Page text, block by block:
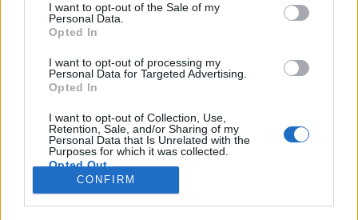
I want to opt-out of the Sale of my
Personal Data.
Opted In
I want to opt-out of processing my
Personal Data for Targeted Advertising.
Opted In
I want to opt-out of Collection, Use,
Retention, Sale, and/or Sharing of my
Personal Data that Is Unrelated with the
Purposes for which it was collected.
Opted Out
CONFIRM
Legnanonews.com
Sito di informazione locale
Direttore responsabile: Marco Tajè
Redazione: Via Matteotti, 3 (presso Famiglia Legnanese)
20025 Legnano (MI)
Email Direzione: direttore@legnanonews.com
Email Redazione: info@legnanonews.com
Pubblicità: commerciale@legnanonews.com
Tutti i contenuti originali sono di proprietà di LegnanoNews, ne è
consentito l'utilizzo citando il sito come fonte. Dei contenuti non originali